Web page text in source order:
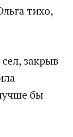
тихо,
закрыв
бы